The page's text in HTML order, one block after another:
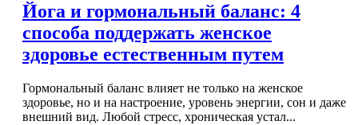
Йога и гормональный баланс: 4
способа поддержать женское
здоровье естественным путем
Гормональный баланс влияет не только на женское
здоровье, но и на настроение, уровень энергии, сон и даже
внешний вид. Любой стресс, хроническая устал...